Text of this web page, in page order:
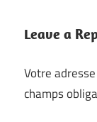
Leave a
Votre
champs